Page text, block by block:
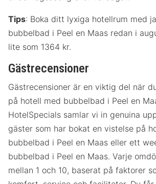
Tips: Boka ditt lyxiga hotellrum med
bubbelbad i Peel en Maas redan i
lite som 1364 kr.
Gästrecensioner
Gästrecensioner är en viktig del när
på hotell med bubbelbad i Peel en
HotelSpecials samlar vi in genuina
gäster som har bokat en vistelse på
bubbelbad i Peel en Maas eller ett
bubbelbad i Peel en Maas. Varje
mellan 1 och 10, baserat på faktorer